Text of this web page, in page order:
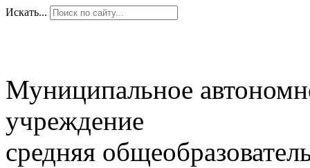
Искать...
Муниципальное
учреждение
средняя